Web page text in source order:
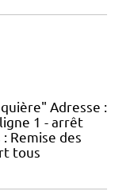
Adresse :
1 - arrêt
Remise des
tous